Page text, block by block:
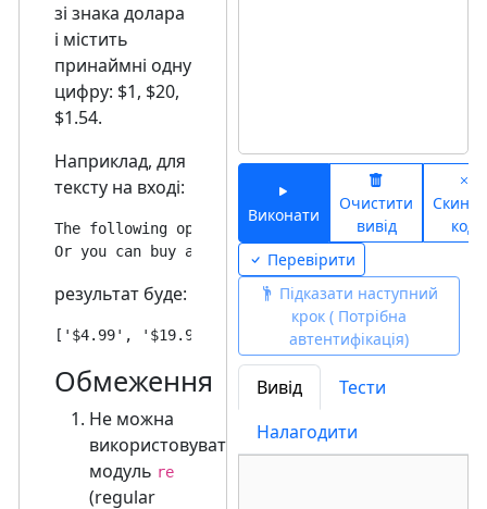
зі знака долара
і містить
принаймні одну
цифру: $1, $20,
$1.54.
Наприклад, для
тексту на вході:
The following options are available: $4.99 each
результат буде:
Обмеження
Не можна
використовувати
модуль re
(regular
Виконати
Очистити
вивід
код
Перевірити
крок ( Потрібна
автентифікація)
Вивід
Тести
Налагодити